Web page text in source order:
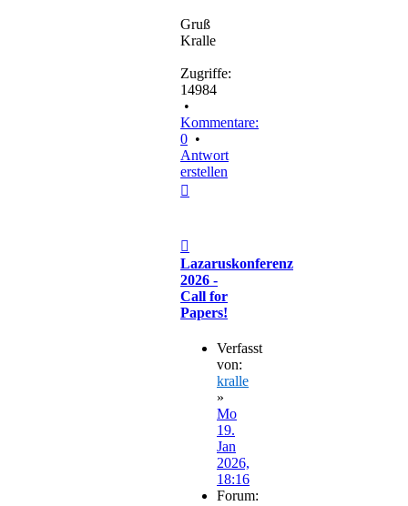
Gruß
Kralle
Zugriffe:
14984
•
Kommentare:
0 •
Antwort
erstellen
Lazaruskonferenz
2026 -
Call for
Papers!
Verfasst
von:
kralle
»
Mo
19.
Jan
2026,
18:16
Forum: